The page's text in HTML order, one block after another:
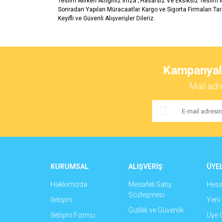
Sonradan Yapılan Müracaatlar Kargo ve Sigorta Firmaları
Keyifli ve Güvenli Alışverişler Dileriz.
Ürün resmi kalitesiz, bozuk veya görüntülenemiyor.
Mail
KURUMSAL
Hakkımızda
İletişim
İletişim Formu
ALIŞVERİŞ
Mesafeli Satış
Sözleşmesi
Gizlilik ve Güvenlik
Yeni
Üye